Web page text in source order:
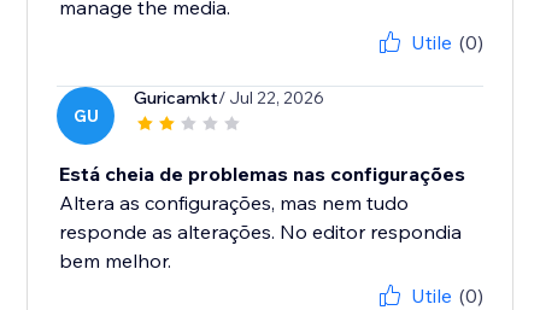
manage the media.
Utile (0)
GU
Guricamkt/ Jul 22, 2026
Está cheia de problemas nas configurações
Altera as configurações, mas nem tudo
responde as alterações. No editor respondia
bem melhor.
Utile (0)